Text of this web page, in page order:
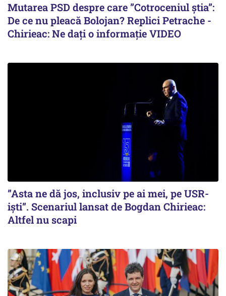
Mutarea PSD despre care ”Cotroceniul știa”:
De ce nu pleacă Bolojan? Replici Petrache -
Chirieac: Ne dați o informație VIDEO
”Asta ne dă jos, inclusiv pe ai mei, pe USR-
iști”. Scenariul lansat de Bogdan Chirieac:
Altfel nu scapi